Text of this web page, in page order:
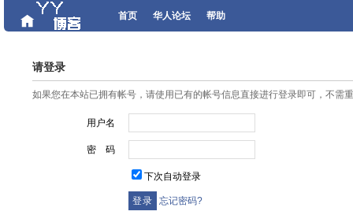
首页 华人论坛 帮助
请登录
如果您在本站已拥有帐号，请使用已有的帐号信息直接进行登录即可，不需
用户名
密 码
下次自动登录
忘记密码?